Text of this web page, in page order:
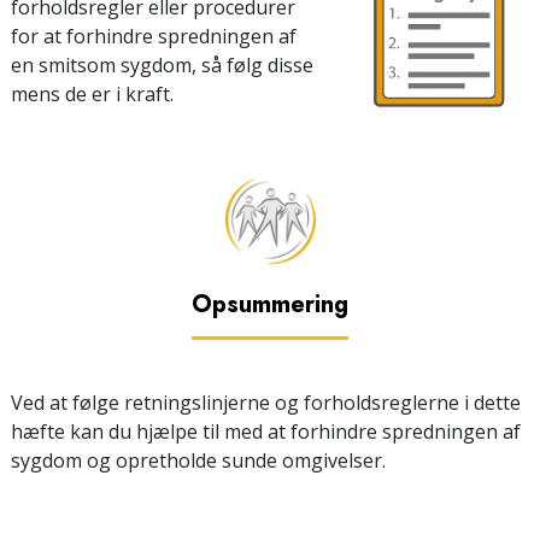
forholdsregler eller procedurer
for at forhindre spredningen af
en smitsom sygdom, så følg disse
mens de er i kraft.
Opsummering
Ved at følge retningslinjerne og forholdsreglerne i dette
hæfte kan du hjælpe til med at forhindre spredningen af
sygdom og opretholde sunde omgivelser.